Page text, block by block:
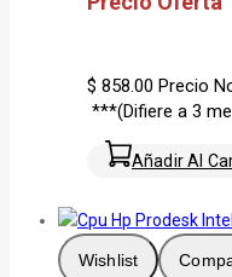
$ 858.00 Precio
***(Difiere a 3
Añadir Al
Wishlist